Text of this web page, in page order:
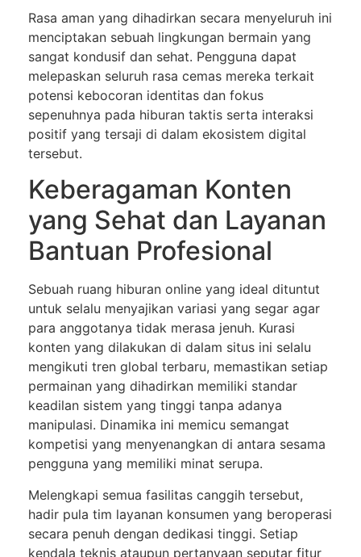
Rasa aman yang dihadirkan secara menyeluruh ini
menciptakan sebuah lingkungan bermain yang
sangat kondusif dan sehat. Pengguna dapat
melepaskan seluruh rasa cemas mereka terkait
potensi kebocoran identitas dan fokus
sepenuhnya pada hiburan taktis serta interaksi
positif yang tersaji di dalam ekosistem digital
tersebut.
Keberagaman Konten
yang Sehat dan Layanan
Bantuan Profesional
Sebuah ruang hiburan online yang ideal dituntut
untuk selalu menyajikan variasi yang segar agar
para anggotanya tidak merasa jenuh. Kurasi
konten yang dilakukan di dalam situs ini selalu
mengikuti tren global terbaru, memastikan setiap
permainan yang dihadirkan memiliki standar
keadilan sistem yang tinggi tanpa adanya
manipulasi. Dinamika ini memicu semangat
kompetisi yang menyenangkan di antara sesama
pengguna yang memiliki minat serupa.
Melengkapi semua fasilitas canggih tersebut,
hadir pula tim layanan konsumen yang beroperasi
secara penuh dengan dedikasi tinggi. Setiap
kendala teknis ataupun pertanyaan seputar fitur